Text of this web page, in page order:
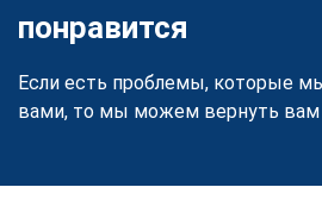
понравится
Если есть проблемы, которые
вами, то мы можем вернуть вам